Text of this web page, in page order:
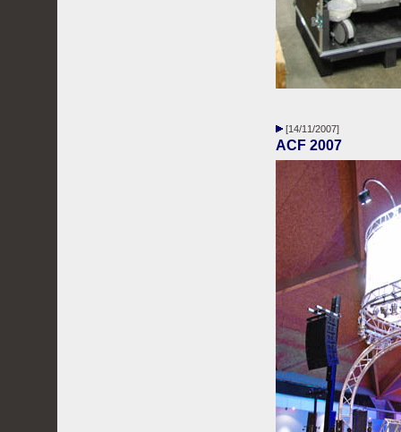
[14/11/2007]
ACF 2007